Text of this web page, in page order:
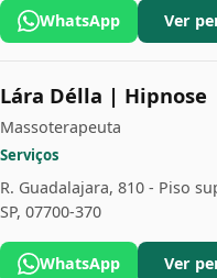
WhatsApp Ver
Lára Délla | Hipnose
Massoterapeuta
Serviços
R. Guadalajara, 810 - Piso
SP, 07700-370
WhatsApp Ver